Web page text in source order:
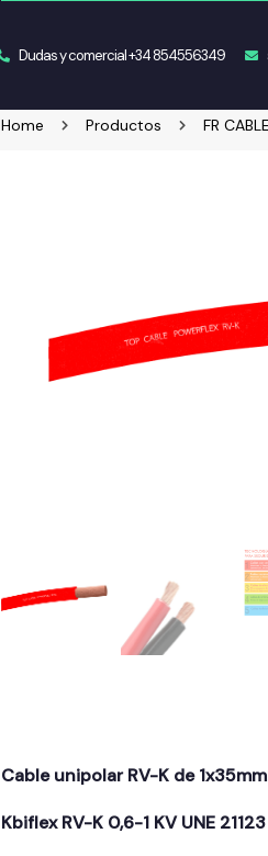
Dudas y comercial +34 854556349
Home Productos FR CABLE
Cable unipolar RV-K de
Kbiflex RV-K 0,6-1 KV UNE 21123